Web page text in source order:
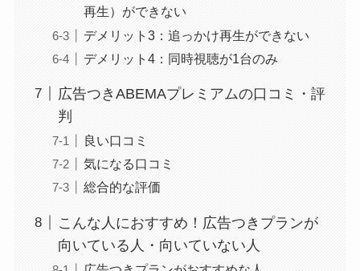
再生）ができない
デメリット3：追っかけ再生ができない
デメリット4：同時視聴が1台のみ
広告つきABEMAプレミアムの口コミ・評
判
良い口コミ
気になる口コミ
総合的な評価
こんな人におすすめ！広告つきプランが
向いている人・向いていない人